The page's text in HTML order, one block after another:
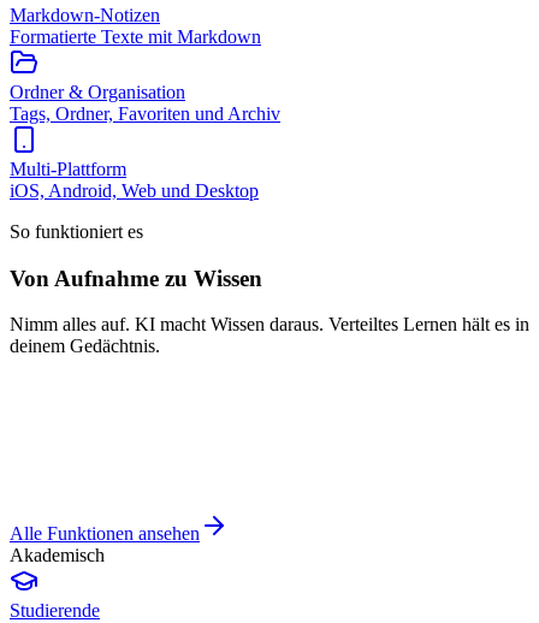
Markdown-Notizen
Formatierte Texte mit Markdown
Ordner & Organisation
Tags, Ordner, Favoriten und Archiv
Multi-Plattform
iOS, Android, Web und Desktop
So funktioniert es
Von Aufnahme zu Wissen
Nimm alles auf. KI macht Wissen daraus. Verteiltes Lernen hält es in
deinem Gedächtnis.
Alle Funktionen ansehen
Akademisch
Studierende